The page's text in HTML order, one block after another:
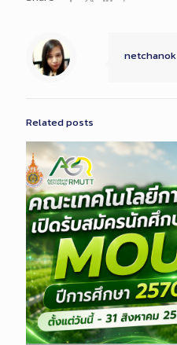
netchanok
Related posts